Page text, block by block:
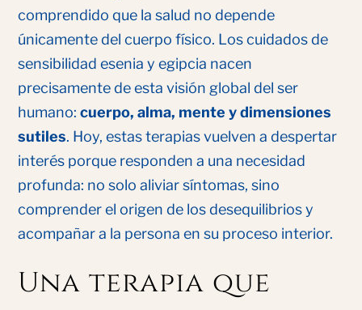
comprendido que la salud no depende
únicamente del cuerpo físico. Los cuidados de
sensibilidad esenia y egipcia nacen
precisamente de esta visión global del ser
humano:cuerpo, alma, mente y dimensiones
sutiles. Hoy, estas terapias vuelven a despertar
interés porque responden a una necesidad
profunda: no solo aliviar síntomas, sino
comprender el origen de los desequilibrios y
acompañar a la persona en su proceso interior.
Una terapia que